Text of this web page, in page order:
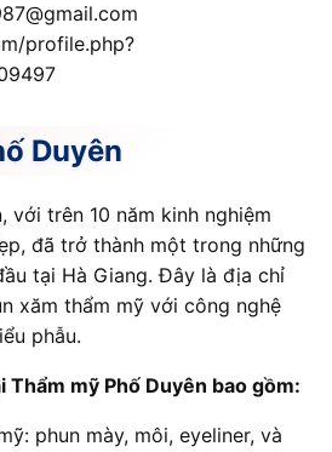
profile.php?
Duyên
với trên 10 năm kinh nghiệm
đã trở thành một trong những
tại Hà Giang. Đây là địa chỉ
xăm thẩm mỹ với công nghệ
phẫu.
Thẩm mỹ Phố Duyên bao gồm:
phun mày, môi, eyeliner, và